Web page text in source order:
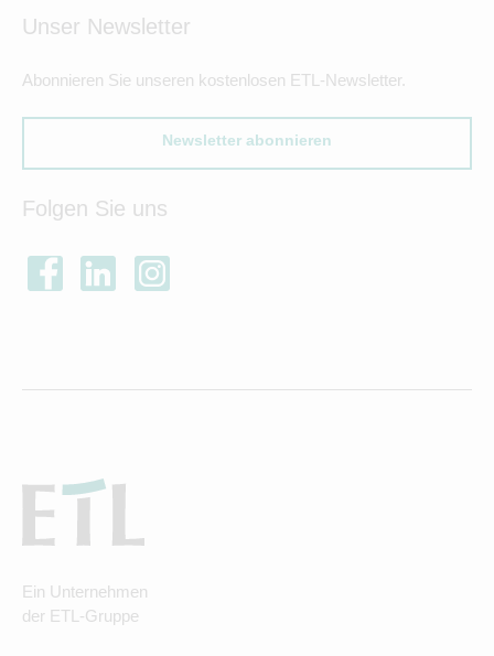
Unser Newsletter
Abonnieren Sie unseren kostenlosen ETL-Newsletter.
Newsletter abonnieren
Folgen Sie uns
Ein Unternehmen
der ETL-Gruppe